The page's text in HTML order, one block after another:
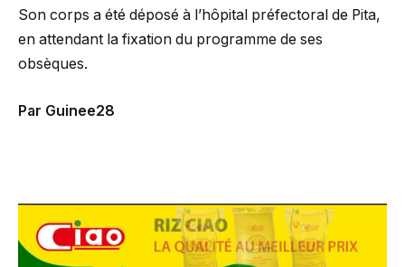
Son corps a été déposé à l’hôpital préfectoral de Pita,
en attendant la fixation du programme de ses
obsèques.
Par Guinee28